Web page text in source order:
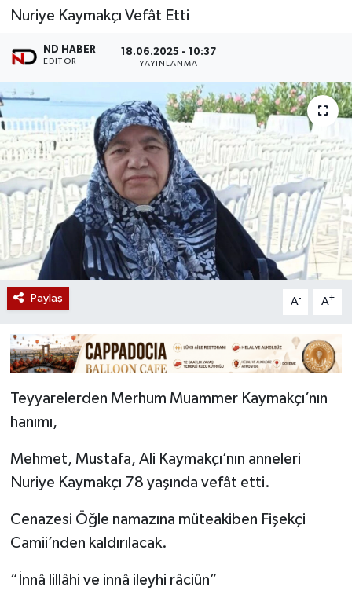
Nuriye Kaymakçı Vefât Etti
ND HABER
EDITÖR
18.06.2025 - 10:37
YAYINLANMA
Paylaş A- A+
Teyyarelerden Merhum Muammer Kaymakçı’nın
hanımı,
Mehmet, Mustafa, Ali Kaymakçı’nın anneleri
Nuriye Kaymakçı 78 yaşında vefât etti.
Cenazesi Öğle namazına müteakiben Fişekçi
Camii’nden kaldırılacak.
“İnnâ lillâhi ve innâ ileyhi râciûn”